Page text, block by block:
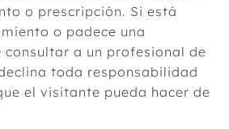
en verano: cinco remedios
para aliviar los síntomas,
un experto
o prescripción. Si está
o padece una
consultar a un profesional de
toda responsabilidad
el visitante pueda hacer de